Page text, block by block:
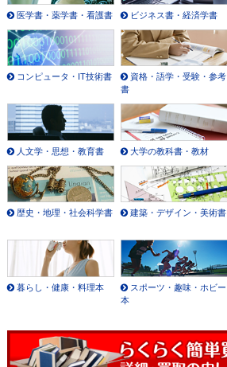
医学書・薬学書・看護書 ビジネス書・経済学書
コンピュータ・IT技術書
資格・語学・受験・参考
書
人文学・思想・教育書 大学の教科書・教材
歴史・地理・社会科学書 建築・デザイン・美術書
暮らし・健康・料理本
スポーツ・趣味・ホビー
本